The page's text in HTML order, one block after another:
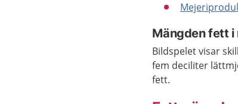
Mängden fett
Bildspelet visar
fem deciliter
fett.